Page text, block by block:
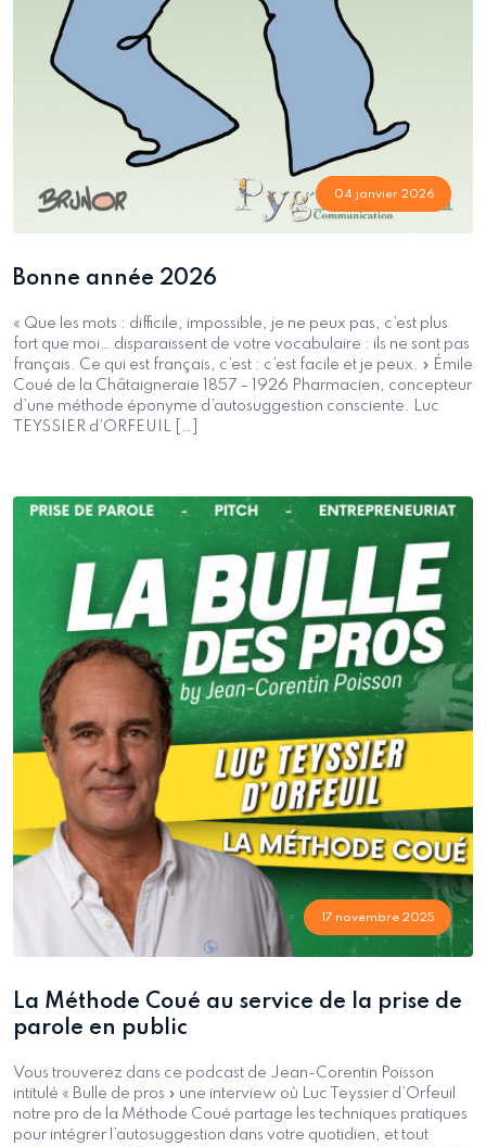
04 janvier 2026
Bonne année 2026
« Que les mots : difficile, impossible, je ne peux pas, c’est plus
fort que moi… disparaissent de votre vocabulaire : ils ne sont pas
français. Ce qui est français, c’est : c’est facile et je peux. » Émile
Coué de la Châtaigneraie 1857 – 1926 Pharmacien, concepteur
d’une méthode éponyme d’autosuggestion consciente. Luc
TEYSSIER d’ORFEUIL […]
17 novembre 2025
La Méthode Coué au service de la prise de
parole en public
Vous trouverez dans ce podcast de Jean-Corentin Poisson
intitulé « Bulle de pros » une interview où Luc Teyssier d’Orfeuil
notre pro de la Méthode Coué partage les techniques pratiques
pour intégrer l’autosuggestion dans votre quotidien, et tout